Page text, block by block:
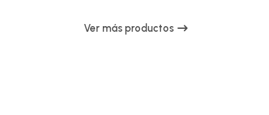
Ver más productos